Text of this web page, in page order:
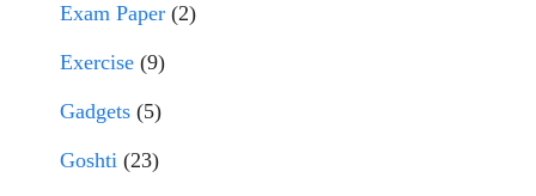
Exam Paper (2)
Exercise (9)
Gadgets (5)
Goshti (23)